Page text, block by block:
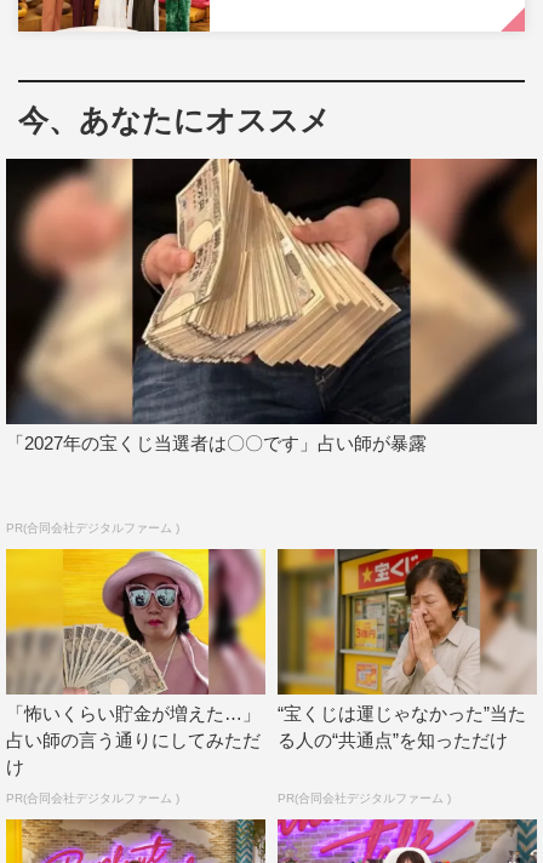
き女性経営者たち。寂しさを紛わすために夜な夜な行って
そして早見からの「知り合い、友達、親友の区別は？」と
いう質問に対し、ドーナツ会員を巻き込み大激論に。「よ
っ！てあいさつする“よっ友”だけで500人いる」と語った
ドーナツ会員に対し、鷲見が放ったひと言に、水野が思わ
ず「泣かせたいの！」と止めに入る。
『ドーナツトーク』ゲストの早見あかり©CBC
番組情報
『ドーナツトーク』
CBC／TBS系
2022年10月30日（日）午後11時30分～
今、あなたにオススメ
「2027年の宝くじ当選者は〇〇です」占い師が暴露
PR(合同会社デジタルファーム )
「怖いくらい貯金が増えた…」
占い師の言う通りにしてみただ
け
PR(合同会社デジタルファーム )
“宝くじは運じゃなかった”当た
る人の“共通点”を知っただけ
PR(合同会社デジタルファーム )